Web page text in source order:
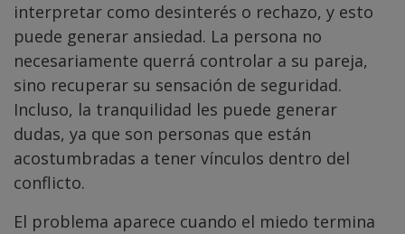
interpretar como desinterés o rechazo, y esto
puede generar ansiedad. La persona no
necesariamente querrá controlar a su pareja,
sino recuperar su sensación de seguridad.
Incluso, la tranquilidad les puede generar
dudas, ya que son personas que están
acostumbradas a tener vínculos dentro del
conflicto.
El problema aparece cuando el miedo termina